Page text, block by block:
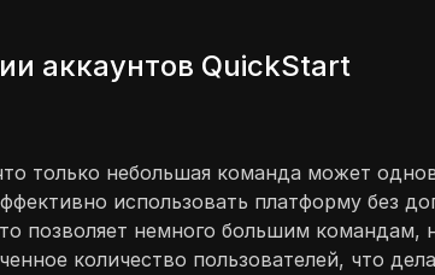
аккаунтов QuickStart
только небольшая команда может
использовать платформу без
позволяет немного большим командам,
количество пользователей, что